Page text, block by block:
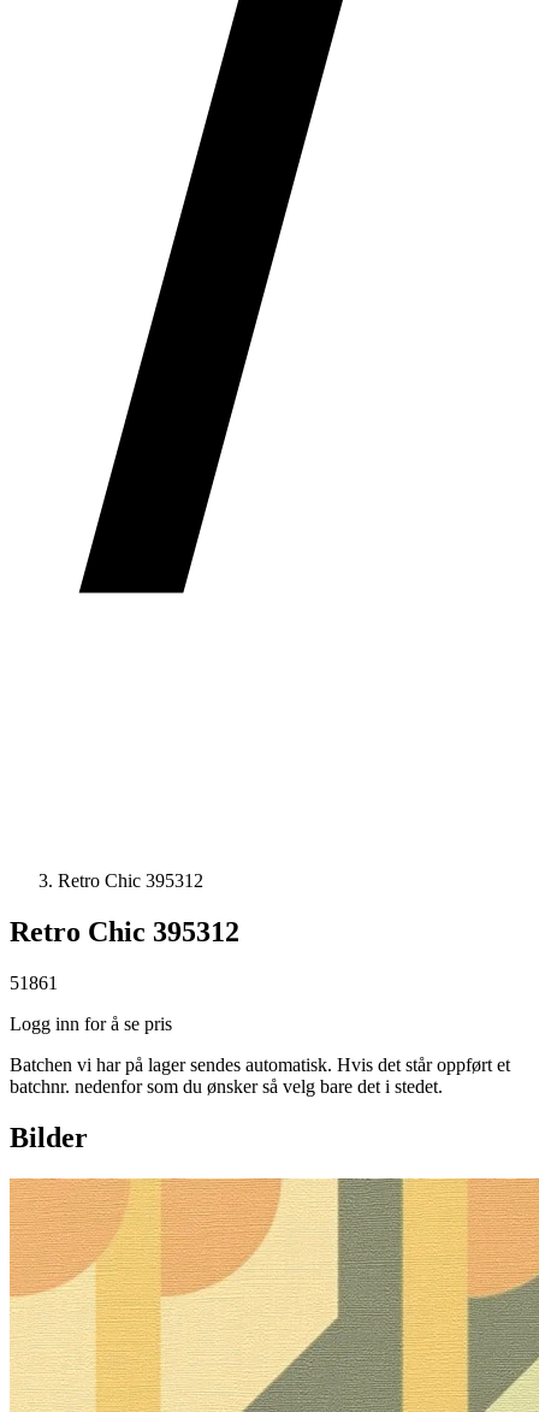
Retro Chic 395312
Retro Chic 395312
51861
Logg inn for å se pris
Batchen vi har på lager sendes automatisk. Hvis det står oppført et
batchnr. nedenfor som du ønsker så velg bare det i stedet.
Bilder